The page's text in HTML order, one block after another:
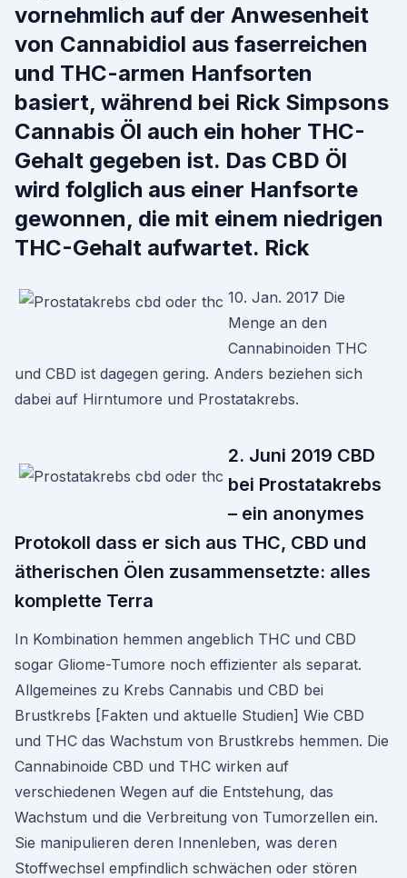
vornehmlich auf der Anwesenheit
von Cannabidiol aus faserreichen
und THC-armen Hanfsorten
basiert, während bei Rick Simpsons
Cannabis Öl auch ein hoher THC-
Gehalt gegeben ist. Das CBD Öl
wird folglich aus einer Hanfsorte
gewonnen, die mit einem niedrigen
THC-Gehalt aufwartet. Rick
10. Jan. 2017 Die
Menge an den
Cannabinoiden THC
und CBD ist dagegen gering. Anders beziehen sich
dabei auf Hirntumore und Prostatakrebs.
2. Juni 2019 CBD
bei Prostatakrebs
– ein anonymes
Protokoll dass er sich aus THC, CBD und
ätherischen Ölen zusammensetzte: alles
komplette Terra
In Kombination hemmen angeblich THC und CBD
sogar Gliome-Tumore noch effizienter als separat.
Allgemeines zu Krebs Cannabis und CBD bei
Brustkrebs [Fakten und aktuelle Studien] Wie CBD
und THC das Wachstum von Brustkrebs hemmen. Die
Cannabinoide CBD und THC wirken auf
verschiedenen Wegen auf die Entstehung, das
Wachstum und die Verbreitung von Tumorzellen ein.
Sie manipulieren deren Innenleben, was deren
Stoffwechsel empfindlich schwächen oder stören